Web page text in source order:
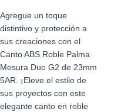
Agregue un toque
distintivo y protección a
sus creaciones con el
Canto ABS Roble Palma
Mesura Duo G2 de 23mm
5AR. ¡Eleve el estilo de
sus proyectos con este
elegante canto en roble